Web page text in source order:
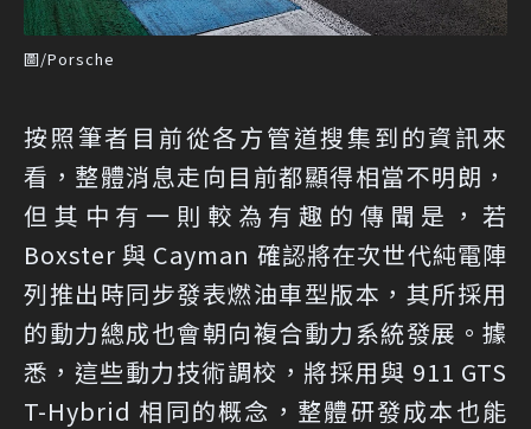
圖/Porsche
按照筆者目前從各方管道搜集到的資訊來
看，整體消息走向目前都顯得相當不明朗，
但其中有一則較為有趣的傳聞是，若
Boxster 與 Cayman 確認將在次世代純電陣
列推出時同步發表燃油車型版本，其所採用
的動力總成也會朝向複合動力系統發展。據
悉，這些動力技術調校，將採用與 911 GTS
T-Hybrid 相同的概念，整體研發成本也能